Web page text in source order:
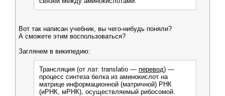
Вот так написан учебник, вы чего-нибудь поняли?
А сможете этим воспользоваться?
Заглянем в википедию:
Трансляция (от лат. translatio — перевод) —
процесс синтеза белка из аминокислот на
матрице информационной (матричной) РНК
(иРНК, мРНК), осуществляемый рибосомой.